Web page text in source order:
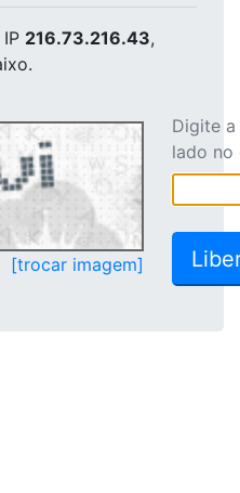
216.73.216.43,
[trocar imagem]
Digite
lado no